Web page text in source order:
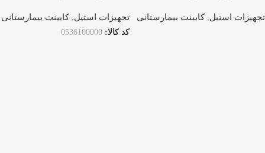
تجهیزات استیل,کابینت بیمارستانی
تجهیزات استیل,کابینت بیمارستانی
کد کالا: 0536100000